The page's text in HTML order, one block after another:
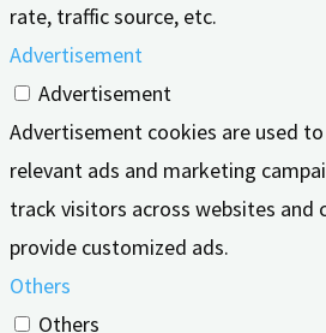
rate, traffic source, etc.
Advertisement
Advertisement
Advertisement cookies are used
relevant ads and marketing
track visitors across websites
provide customized ads.
Others
Others